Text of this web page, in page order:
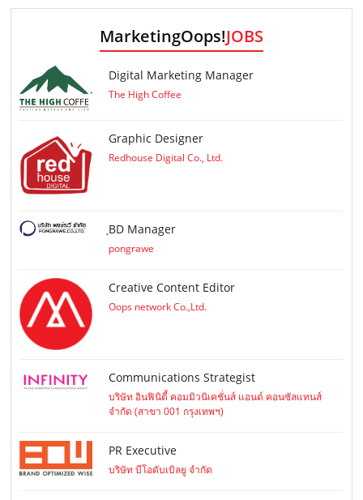
MarketingOops!JOBS
Digital Marketing Manager
The High Coffee
Graphic Designer
Redhouse Digital Co., Ltd.
ฺBD Manager
pongrawe
Creative Content Editor
Oops network Co.,Ltd.
Communications Strategist
บริษัท อินฟินิตี้ คอมมิวนิเคชั่นส์ แอนด์ คอนซัลแทนส์
จำกัด (สาขา 001 กรุงเทพฯ)
PR Executive
บริษัท บีโอดับเบิลยู จำกัด